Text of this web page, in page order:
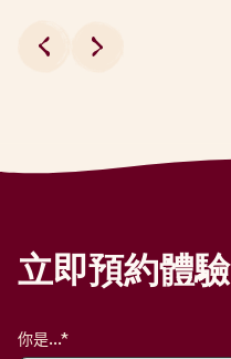
立即預約體驗
你是...*